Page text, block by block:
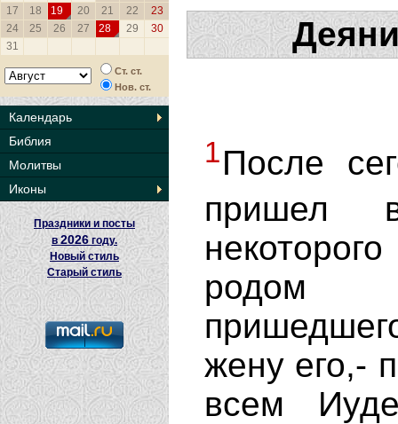
17
18 19 20 21 22
23
24
25 26 27 28 29
30
31
Ст. ст.
Нов. ст.
Календарь
Библия
Молитвы
Иконы
Праздники и посты
в2026 году.
Новый стиль
Старый стиль
1После
родом
жену его,-
всем